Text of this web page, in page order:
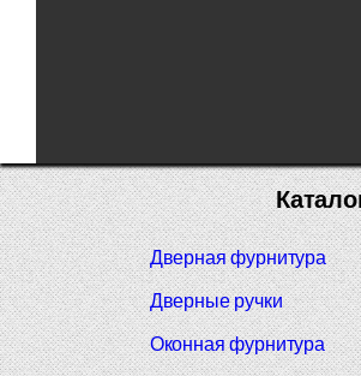
Дверная фурнитура
Дверные ручки
Оконная фурнитура